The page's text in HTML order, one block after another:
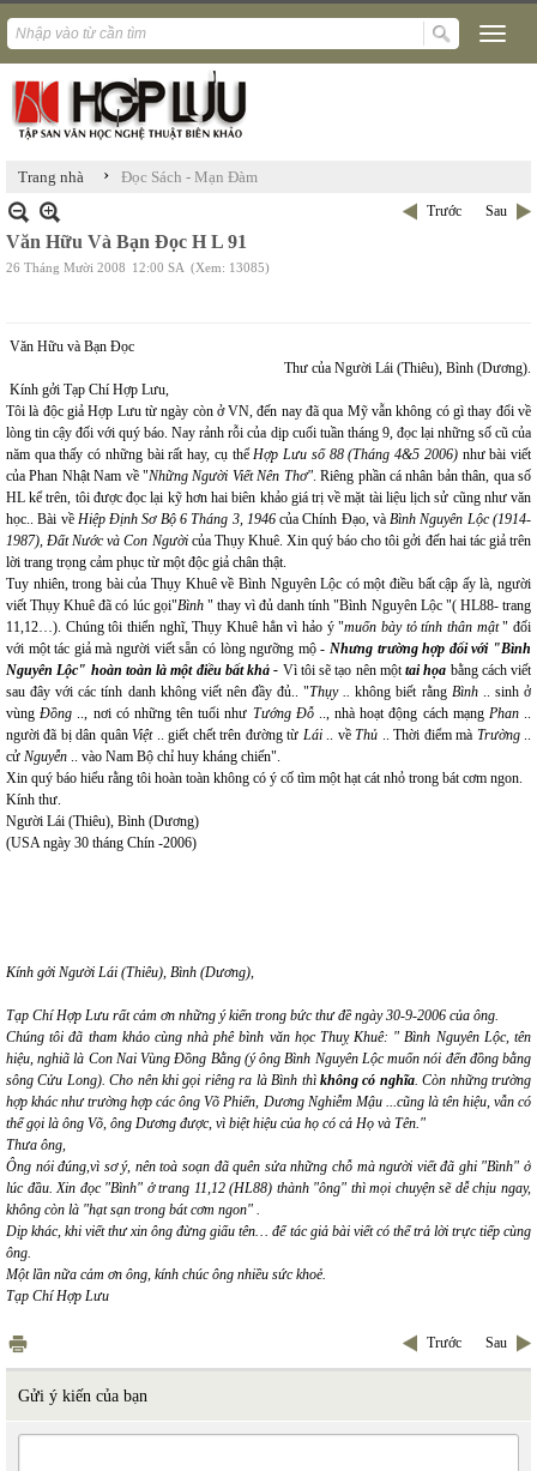
Trang nhà › Đọc Sách - Mạn Đàm
Trước Sau
Văn Hữu Và Bạn Đọc H L 91
26 Tháng Mười 2008 12:00 SA (Xem: 13085)
Văn Hữu và Bạn Đọc
Thư của Người Lái (Thiêu), Bình (Dương).
Kính gởi Tạp Chí Hợp Lưu,
Tôi là độc giả Hợp Lưu từ ngày còn ở VN, đến nay đã qua Mỹ vẫn không có gì thay đổi về
lòng tin cậy đối với quý báo. Nay rảnh rỗi của dịp cuối tuần tháng 9, đọc lại những số cũ của
năm qua thấy có những bài rất hay, cụ thểHợp Lưu số 88 (Tháng 4&5 2006)như bài viết
của Phan Nhật Nam về "Những Người Viết Nên Thơ". Riêng phần cá nhân bản thân, qua số
HL kể trên, tôi được đọc lại kỹ hơn hai biên khảo giá trị về mặt tài liệu lịch sử cũng như văn
học.. Bài vềHiệp Định Sơ Bộ 6 Tháng 3, 1946của Chính Đạo, vàBình Nguyên Lộc (1914-
1987), Đất Nước và Con Ngườicủa Thụy Khuê. Xin quý báo cho tôi gởi đến hai tác giả trên
lời trang trọng cảm phục từ một độc giả chân thật.
Tuy nhiên, trong bài của Thụy Khuê về Bình Nguyên Lộc có một điều bất cập ấy là, người
viết Thụy Khuê đã có lúc gọi"Bình" thay vì đủ danh tính "Bình Nguyên Lộc "( HL88- trang
11,12…). Chúng tôi thiển nghĩ, Thụy Khuê hẳn vì hảo ý "muốn bày tỏ tính thân mật" đối
với một tác giả mà người viết sẵn có lòng ngưỡng mộ - Nhưng trường hợp đối với "Bình
Nguyên Lộc" hoàn toàn là một điều bất khả - Vì tôi sẽ tạo nên mộttai họa bằng cách viết
sau đây với các tính danh không viết nên đầy đủ.. "Thụy .. không biết rằngBình.. sinh ở
vùng Đồng .., nơi có những tên tuổi như Tướng Đỗ .., nhà hoạt động cách mạngPhan..
người đã bị dân quânViệt.. giết chết trên đường từ Lái.. vềThủ .. Thời điểm mà Trường..
cử Nguyễn .. vào Nam Bộ chỉ huy kháng chiến".
Xin quý báo hiểu rằng tôi hoàn toàn không có ý cố tìm một hạt cát nhỏ trong bát cơm ngon.
Kính thư.
Người Lái (Thiêu), Bình (Dương)
(USA ngày 30 tháng Chín -2006)
Kính gởi Người Lái (Thiêu), Bình (Dương),
Tạp Chí Hợp Lưu rất cảm ơn những ý kiến trong bức thư đề ngày 30-9-2006 của ông.
Chúng tôi đã tham khảo cùng nhà phê bình văn học Thuỵ Khuê: " Bình Nguyên Lộc, tên
hiệu, nghiã là Con Nai Vùng Đồng Bằng (ý ông Bình Nguyên Lộc muốn nói đến đồng bằng
sông Cửu Long). Cho nên khi gọi riêng ra là Bình thì không có nghĩa. Còn những trường
hợp khác như trường hợp các ông Võ Phiến, Dương Nghiễm Mậu ...cũng là tên hiệu, vẫn có
thể gọi là ông Võ, ông Dương được, vì biệt hiệu của họ có cả Họ và Tên."
Thưa ông,
Ông nói đúng,vì sơ ý, nên toà soạn đã quên sửa những chỗ mà người viết đã ghi "Bình" ở
lúc đầu. Xin đọc "Bình" ở trang 11,12 (HL88) thành "ông" thì mọi chuyện sẽ dễ chịu ngay,
không còn là "hạt sạn trong bát cơm ngon" .
Dịp khác, khi viết thư xin ông đừng giấu tên… để tác giả bài viết có thể trả lời trực tiếp cùng
ông.
Một lần nữa cảm ơn ông, kính chúc ông nhiều sức khoẻ.
Tạp Chí Hợp Lưu
Trước Sau
Gửi ý kiến của bạn